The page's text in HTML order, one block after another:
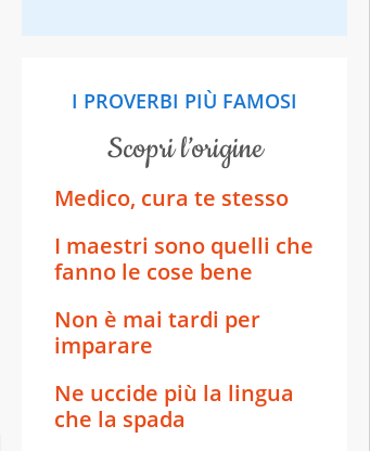
I PROVERBI PIÙ FAMOSI
scopri l’origine
Medico, cura te stesso
I maestri sono quelli che
fanno le cose bene
Non è mai tardi per
imparare
Ne uccide più la lingua
che la spada